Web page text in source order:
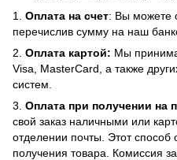
1. Оплата на счет: Вы можете
перечислив сумму на наш
2. Оплата картой: Мы
Visa, MasterCard, а также
систем.
3. Оплата при получении на
свой заказ наличными или
отделении почты. Этот
получения товара. Комиссия